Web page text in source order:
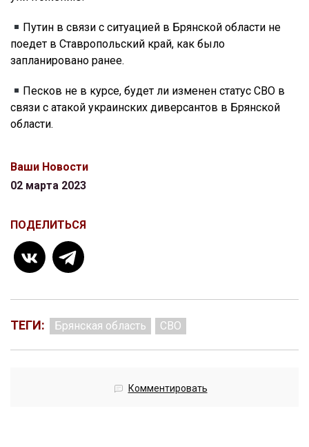
Путин в связи с ситуацией в Брянской области не
поедет в Ставропольский край, как было
запланировано ранее.
Песков не в курсе, будет ли изменен статус СВО в
связи с атакой украинских диверсантов в Брянской
области.
Ваши Новости
02 марта 2023
ПОДЕЛИТЬСЯ
ТЕГИ: Брянская область СВО
Комментировать